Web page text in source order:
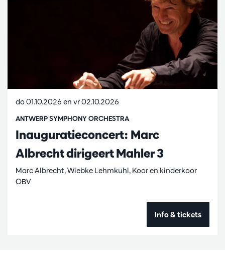
Inauguratieconcert: Marc
Albrecht dirigeert Mahler 3
Marc Albrecht, Wiebke Lehmkuhl, Koor en kinderkoor
OBV
ANTWERP SYMPHONY ORCHESTRA
do 01.10.2026 en vr 02.10.2026
Info & tickets